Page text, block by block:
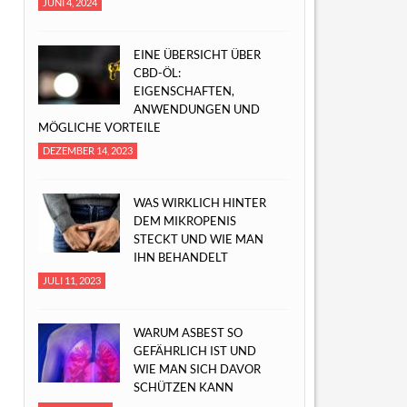
EINE ÜBERSICHT ÜBER
CBD-ÖL:
EIGENSCHAFTEN,
ANWENDUNGEN UND
MÖGLICHE VORTEILE
DEZEMBER 14, 2023
WAS WIRKLICH HINTER
DEM MIKROPENIS
STECKT UND WIE MAN
IHN BEHANDELT
JULI 11, 2023
WARUM ASBEST SO
GEFÄHRLICH IST UND
WIE MAN SICH DAVOR
SCHÜTZEN KANN